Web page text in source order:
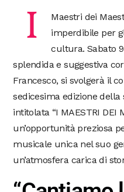
I
Maestri dei
imperdibile per
cultura. Sabato
splendida e suggestiva
Francesco, si svolgerà il
sedicesima edizione
intitolata “I MAESTRI DEI
un’opportunità preziosa
musicale unica nel suo
un’atmosfera carica di